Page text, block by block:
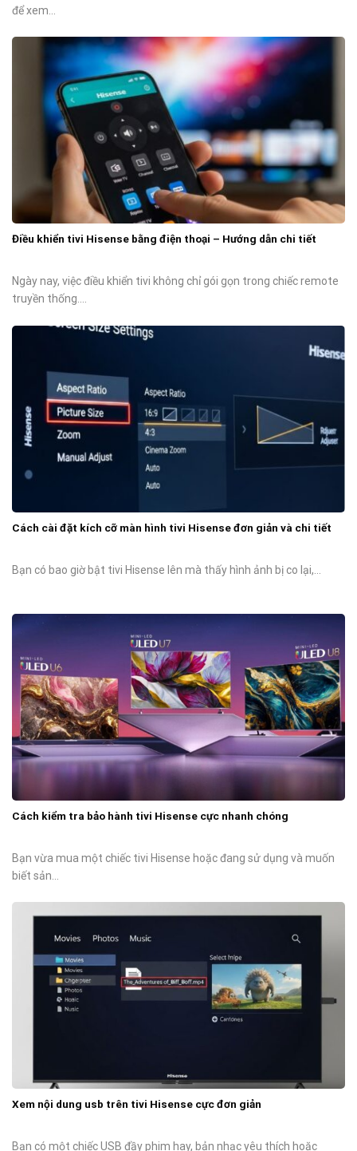
để xem...
Điều khiển tivi Hisense bằng điện thoại – Hướng dẫn chi tiết
Ngày nay, việc điều khiển tivi không chỉ gói gọn trong chiếc remote
truyền thống....
Cách cài đặt kích cỡ màn hình tivi Hisense đơn giản và chi tiết
Bạn có bao giờ bật tivi Hisense lên mà thấy hình ảnh bị co lại,...
Cách kiểm tra bảo hành tivi Hisense cực nhanh chóng
Bạn vừa mua một chiếc tivi Hisense hoặc đang sử dụng và muốn
biết sản...
Xem nội dung usb trên tivi Hisense cực đơn giản
Bạn có một chiếc USB đầy phim hay, bản nhạc yêu thích hoặc